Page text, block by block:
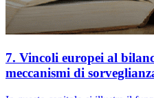
7. Vincoli europei al
meccanismi di